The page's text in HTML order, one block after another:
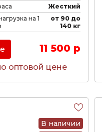
Жесткий
на 1
от 90 до
140 кг
11 500 р
оптовой цене
В наличии